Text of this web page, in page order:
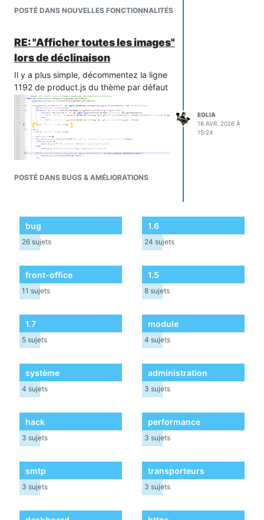
POSTÉ DANS NOUVELLES FONCTIONNALITÉS
RE: "Afficher toutes les images"
lors de déclinaison
Il y a plus simple, décommentez la ligne
1192 de product.js du thème par défaut
POSTÉ DANS BUGS & AMÉLIORATIONS
EOLIA
16 AVR. 2026 À
15:24
bug
26 sujets
1.6
24 sujets
front-office
11 sujets
1.5
8 sujets
1.7
5 sujets
module
4 sujets
système
4 sujets
administration
3 sujets
hack
3 sujets
performance
3 sujets
smtp
3 sujets
transporteurs
3 sujets